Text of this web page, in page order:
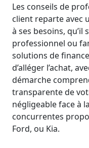
Les conseils de
client reparte avec
à ses besoins, qu’il
professionnel ou
solutions de
d’alléger l’achat,
démarche
transparente de
négligeable face à
concurrentes
Ford, ou Kia.